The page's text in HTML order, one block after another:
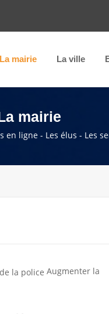
La mairie La ville
mairie
ligne - Les élus - Les
Augmenter la